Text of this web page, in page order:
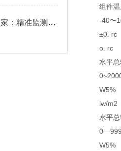
分布式光伏气象站厂家：精准监测，发电无忧
组件温
-40〜
±0. rc
o. rc
水平总
W5%
lw/m2
水平总
0—999.
W5%